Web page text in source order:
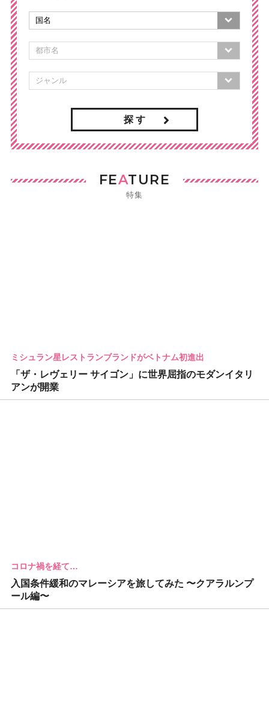
探 す
FEATURE
特集
ミシュラン星レストランブランドがベトナム初進出
「ザ・レヴェリー サイゴン」に世界屈指のモダンイタリ
アンが開業
コロナ禍を経て…
入国条件緩和のマレーシアを旅してみた 〜クアラルンプ
ール編〜